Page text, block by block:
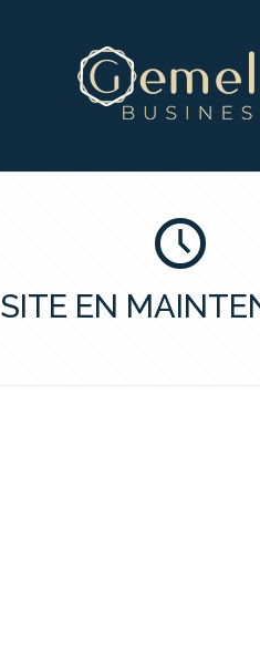
SITE EN